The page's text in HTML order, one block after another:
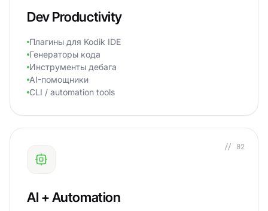
Dev Productivity
Плагины для Kodik IDE
Генераторы кода
Инструменты дебага
AI-помощники
CLI / automation tools
// 02
AI + Automation